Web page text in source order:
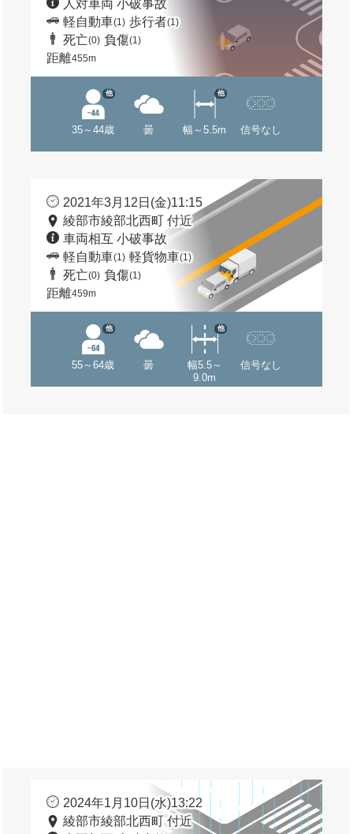
人対車両 小破事故
軽自動車(1) 歩行者(1)
死亡(0) 負傷(1)
距離455m
35～44歳
他
曇 幅～5.5m
他
信号なし
2021年3月12日(金)11:15
綾部市綾部北西町 付近
車両相互 小破事故
軽自動車(1) 軽貨物車(1)
死亡(0) 負傷(1)
距離459m
55～64歳
他
曇
幅5.5～
9.0m
他
信号なし
2024年1月10日(水)13:22
綾部市綾部北西町 付近